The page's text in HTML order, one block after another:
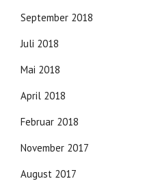
September 2018
Juli 2018
Mai 2018
April 2018
Februar 2018
November 2017
August 2017